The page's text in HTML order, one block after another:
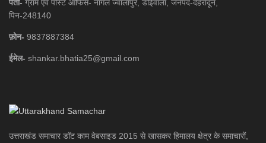
पता- ग्राम एवं पोस्ट आफिस- नागल ज्वालापुर, डोईवाला, जनपद-देहरादून,
पिन-248140
फ़ोन- 9837887384
ईमेल- shankar.bhatia25@gmail.com
उत्तराखंड समाचार डाॅट काम वेबसाइड 2015 से खासकर हिमालय क्षेत्र के समाचारों,